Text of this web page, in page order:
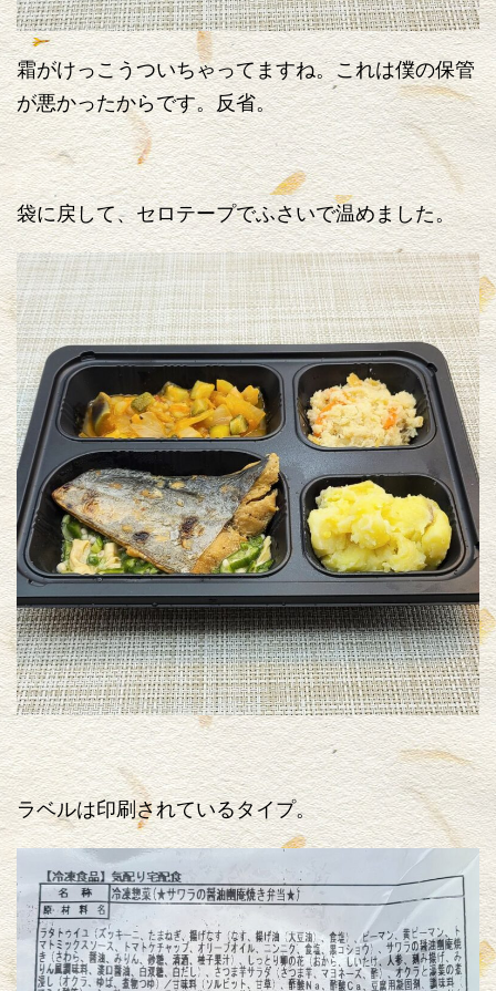
霜がけっこうついちゃってますね。これは僕の保管
が悪かったからです。反省。
袋に戻して、セロテープでふさいで温めました。
ラベルは印刷されているタイプ。